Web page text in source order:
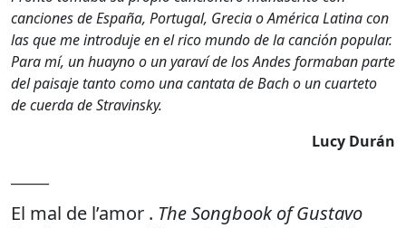
canciones de España, Portugal, Grecia o América Latina con
las que me introduje en el rico mundo de la canción popular.
Para mí, un huayno o un yaraví de los Andes formaban parte
del paisaje tanto como una cantata de Bach o un cuarteto
de cuerda de Stravinsky.
Lucy Durán
El mal de l’amor . The Songbook of Gustavo